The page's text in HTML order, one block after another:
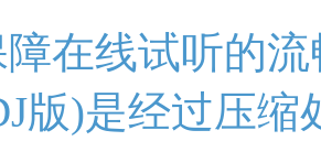
障在线试听的
版)是经过压